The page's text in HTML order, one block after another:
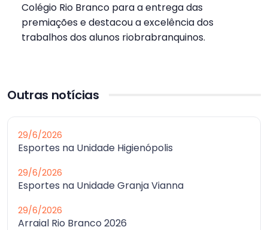
Colégio Rio Branco para a entrega das
premiações e destacou a excelência dos
trabalhos dos alunos riobrabranquinos.
Outras notícias
29/6/2026
Esportes na Unidade Higienópolis
29/6/2026
Esportes na Unidade Granja Vianna
29/6/2026
Arraial Rio Branco 2026